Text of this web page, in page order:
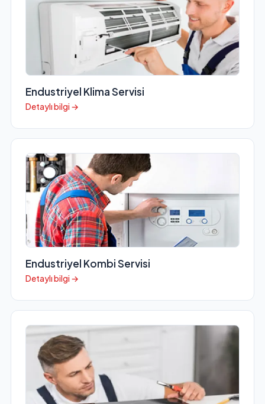
Endustriyel Klima Servisi
Detaylı bilgi →
Endustriyel Kombi Servisi
Detaylı bilgi →